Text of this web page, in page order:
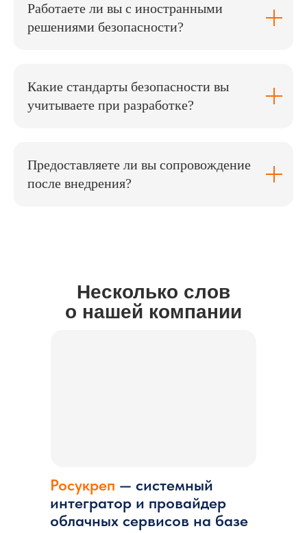
Работаете ли вы с иностранными
решениями безопасности?
Какие стандарты безопасности вы
учитываете при разработке?
Предоставляете ли вы сопровождение
после внедрения?
Несколько слов
о нашей компании
Росукреп — системный
интегратор и провайдер
облачных сервисов на базе